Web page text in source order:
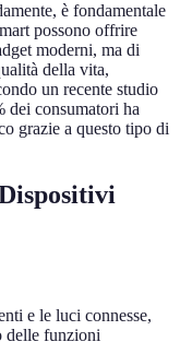
è fondamentale
possono offrire
moderni, ma di
della vita,
un recente studio
dei consumatori ha
grazie a questo tipo di
e le luci connesse,
delle funzioni